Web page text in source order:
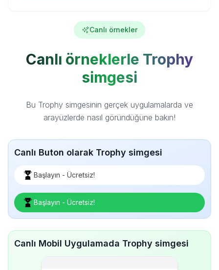
Canlı örnekler
Canlı örneklerle Trophy
simgesi
Bu Trophy simgesinin gerçek uygulamalarda ve
arayüzlerde nasıl göründüğüne bakın!
Canlı Buton olarak Trophy simgesi
Başlayın - Ücretsiz!
Başlayın - Ücretsiz!
Canlı Mobil Uygulamada Trophy simgesi